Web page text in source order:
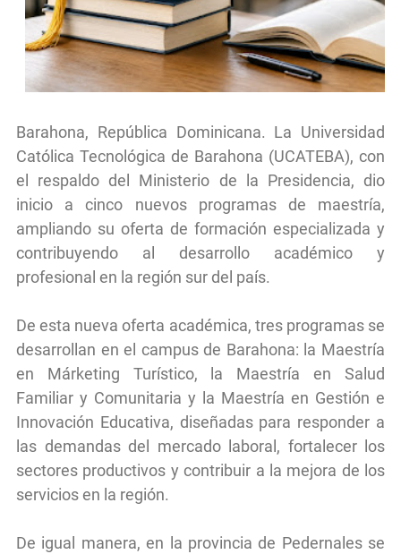
Barahona, República Dominicana. La Universidad
Católica Tecnológica de Barahona (UCATEBA), con
el respaldo del Ministerio de la Presidencia, dio
inicio a cinco nuevos programas de maestría,
ampliando su oferta de formación especializada y
contribuyendo al desarrollo académico y
profesional en la región sur del país.
De esta nueva oferta académica, tres programas se
desarrollan en el campus de Barahona: la Maestría
en Márketing Turístico, la Maestría en Salud
Familiar y Comunitaria y la Maestría en Gestión e
Innovación Educativa, diseñadas para responder a
las demandas del mercado laboral, fortalecer los
sectores productivos y contribuir a la mejora de los
servicios en la región.
De igual manera, en la provincia de Pedernales se